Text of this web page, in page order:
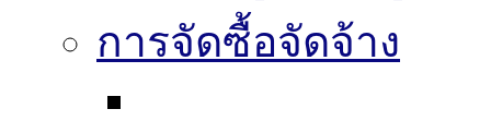
การจัดซื้อจัดจ้าง